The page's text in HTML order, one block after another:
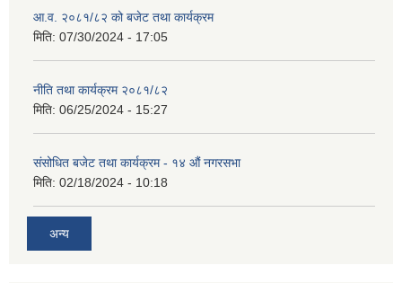
आ.व. २०८१/८२ को बजेट तथा कार्यक्रम
मिति: 07/30/2024 - 17:05
नीति तथा कार्यक्रम २०८१/८२
मिति: 06/25/2024 - 15:27
संसोधित बजेट तथा कार्यक्रम - १४ औं नगरसभा
मिति: 02/18/2024 - 10:18
अन्य